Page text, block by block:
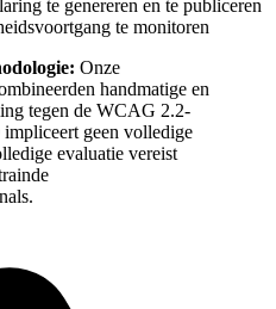
te genereren en te publiceren
te monitoren
Onze
handmatige en
tegen de WCAG 2.2-
geen volledige
evaluatie vereist